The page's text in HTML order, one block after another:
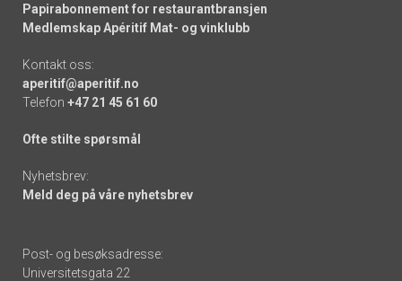
Papirabonnement for restaurantbransjen
Medlemskap Apéritif Mat- og vinklubb
Kontakt oss:
aperitif@aperitif.no
Telefon +47 21 45 61 60
Ofte stilte spørsmål
Nyhetsbrev:
Meld deg på våre nyhetsbrev
Post- og besøksadresse:
Universitetsgata 22